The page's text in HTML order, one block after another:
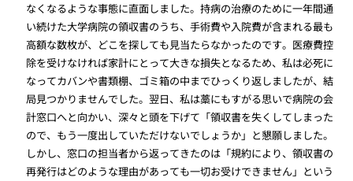
なくなるような事態に直面しました。持病の治療のために一年間通
い続けた大学病院の領収書のうち、手術費や入院費が含まれる最も
高額な数枚が、どこを探しても見当たらなかったのです。医療費控
除を受けなければ家計にとって大きな損失となるため、私は必死に
なってカバンや書類棚、ゴミ箱の中までひっくり返しましたが、結
局見つかりませんでした。翌日、私は藁にもすがる思いで病院の会
計窓口へと向かい、深々と頭を下げて「領収書を失くしてしまった
ので、もう一度出していただけないでしょうか」と懇願しました。
しかし、窓口の担当者から返ってきたのは「規約により、領収書の
再発行はどのような理由があっても一切お受けできません」という